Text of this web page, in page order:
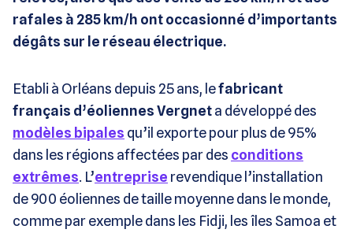
rafales à 285 km/h ont occasionné d’importants
dégâts sur le réseau électrique.
Etabli à Orléans depuis 25 ans, lefabricant
français d’éoliennesVergneta développé des
modèles bipales qu’il exporte pour plus de 95%
dans les régions affectées par des conditions
extrêmes. L’entreprise revendique l’installation
de 900 éoliennes de taille moyenne dans le monde,
comme par exemple dans les Fidji, les îles Samoa et